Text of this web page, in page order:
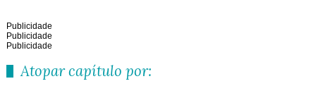
Publicidade
Publicidade
Publicidade
Atopar capítulo por: